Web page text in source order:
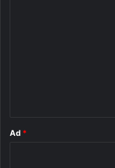
Ad *